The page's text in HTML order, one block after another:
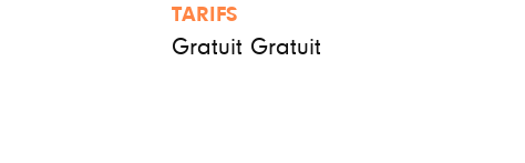
TARIFS
Gratuit Gratuit